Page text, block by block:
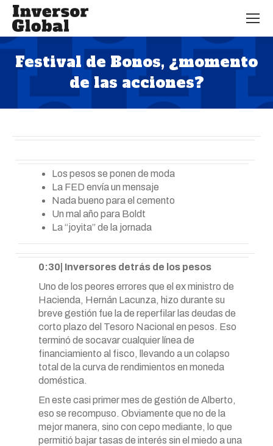
Festival de Bonos, ¿momento
de las acciones?
Estás aquí:
Los pesos se ponen de moda
La FED envía un mensaje
Nada bueno para el cemento
Un mal año para Boldt
La “joyita” de la jornada
0:30| Inversores detrás de los pesos
Uno de los peores errores que el ex ministro de
Hacienda, Hernán Lacunza, hizo durante su
breve gestión fue la de reperfilar las deudas de
corto plazo del Tesoro Nacional en pesos. Eso
terminó de socavar cualquier línea de
financiamiento al fisco, llevando a un colapso
total de la curva de rendimientos en moneda
doméstica.
En este casi primer mes de gestión de Alberto,
eso se recompuso. Obviamente que no de la
mejor manera, sino con cepo mediante, lo que
permitió bajar tasas de interés sin el miedo a una